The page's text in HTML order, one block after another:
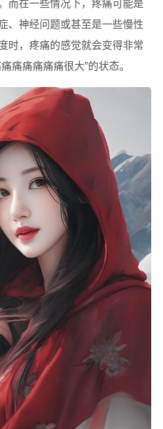
而在一些情况下，疼痛可能是
、神经问题或甚至是一些慢性
时，疼痛的感觉就会变得非常
痛痛痛痛痛很大”的状态。